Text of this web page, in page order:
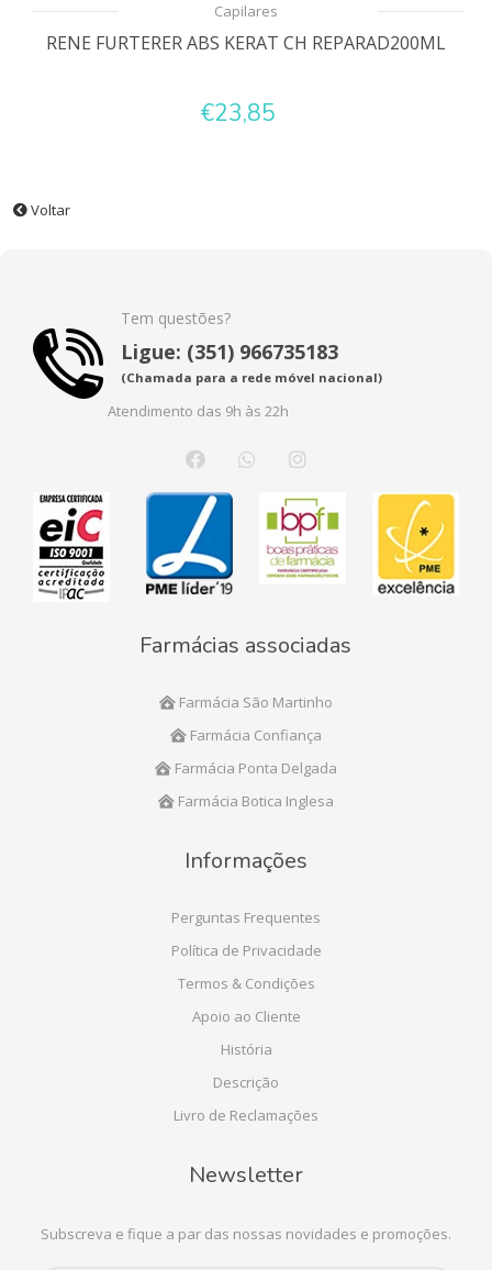
Capilares
RENE FURTERER ABS KERAT CH REPARAD200ML
€23,85
Voltar
Tem questões?
Ligue: (351) 966735183
(Chamada para a rede móvel nacional)
Atendimento das 9h às 22h
Farmácias associadas
Farmácia São Martinho
Farmácia Confiança
Farmácia Ponta Delgada
Farmácia Botica Inglesa
Informações
Perguntas Frequentes
Política de Privacidade
Termos & Condições
Apoio ao Cliente
História
Descrição
Livro de Reclamações
Newsletter
Subscreva e fique a par das nossas novidades e promoções.